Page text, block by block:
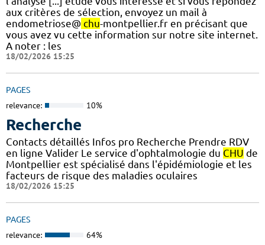
aux critères de sélection, envoyez un mail à
endometriose@ chu-montpellier.fr en précisant que
vous avez vu cette information sur notre site internet.
A noter : les
18/02/2026 15:25
PAGES
relevance: 10%
Recherche
Contacts détaillés Infos pro Recherche Prendre RDV
en ligne Valider Le service d'ophtalmologie du CHU de
Montpellier est spécialisé dans l'épidémiologie et les
facteurs de risque des maladies oculaires
18/02/2026 15:25
PAGES
relevance: 64%